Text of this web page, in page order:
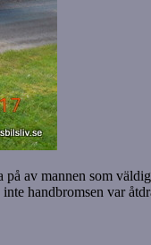
av mannen som
handbromsen var